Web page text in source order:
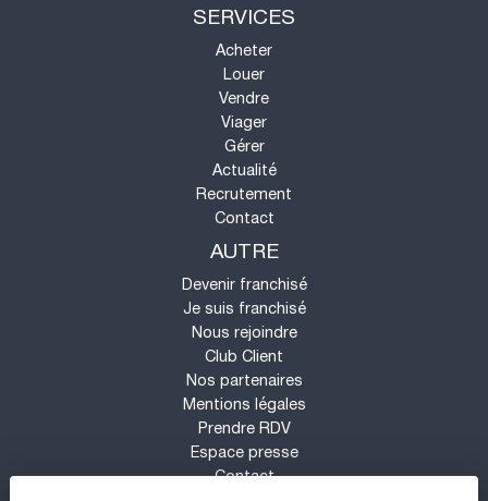
SERVICES
Acheter
Louer
Vendre
Viager
Gérer
Actualité
Recrutement
Contact
AUTRE
Devenir franchisé
Je suis franchisé
Nous rejoindre
Club Client
Nos partenaires
Mentions légales
Prendre RDV
Espace presse
Contact